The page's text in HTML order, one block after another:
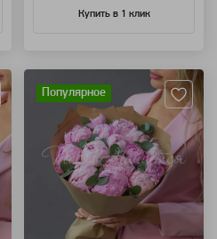
Купить в 1 клик
Популярное